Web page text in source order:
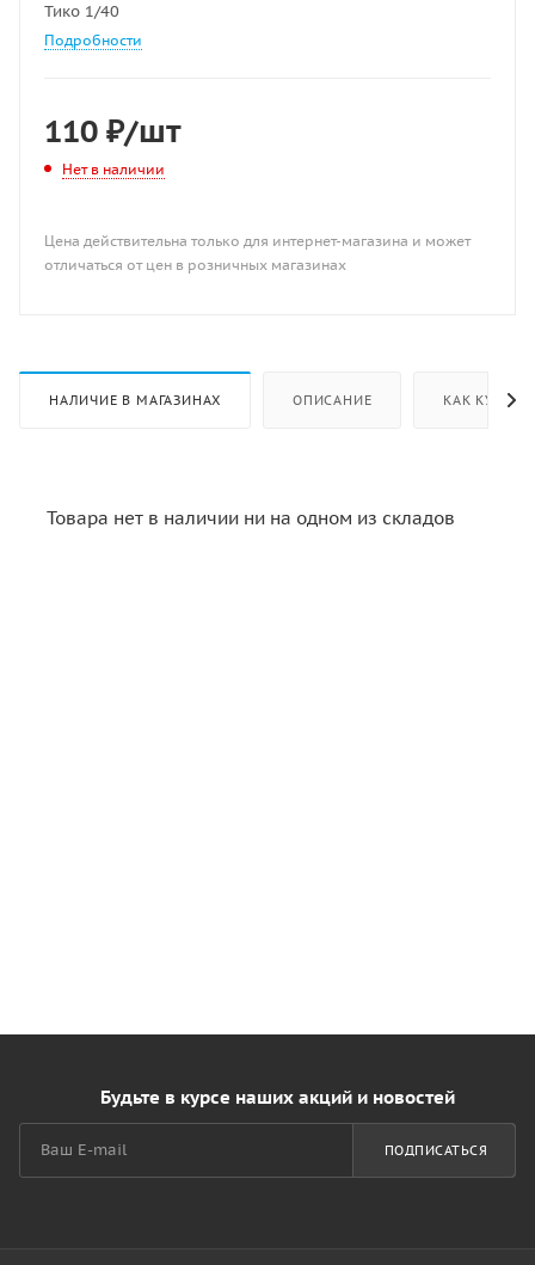
Тико 1/40
Подробности
110 ₽/шт
Нет в наличии
Цена действительна только для интернет-магазина и может
отличаться от цен в розничных магазинах
НАЛИЧИЕ В МАГАЗИНАХ ОПИСАНИЕ КАК КУПИТЬ
Товара нет в наличии ни на одном из складов
Будьте в курсе наших акций и новостей
ПОДПИСАТЬСЯ